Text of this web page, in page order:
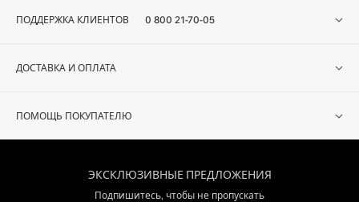
ПОДДЕРЖКА КЛИЕНТОВ 0 800 21-70-05
ДОСТАВКА И ОПЛАТА
ПОМОЩЬ ПОКУПАТЕЛЮ
ЭКСКЛЮЗИВНЫЕ ПРЕДЛОЖЕНИЯ
Подпишитесь, чтобы не пропускать